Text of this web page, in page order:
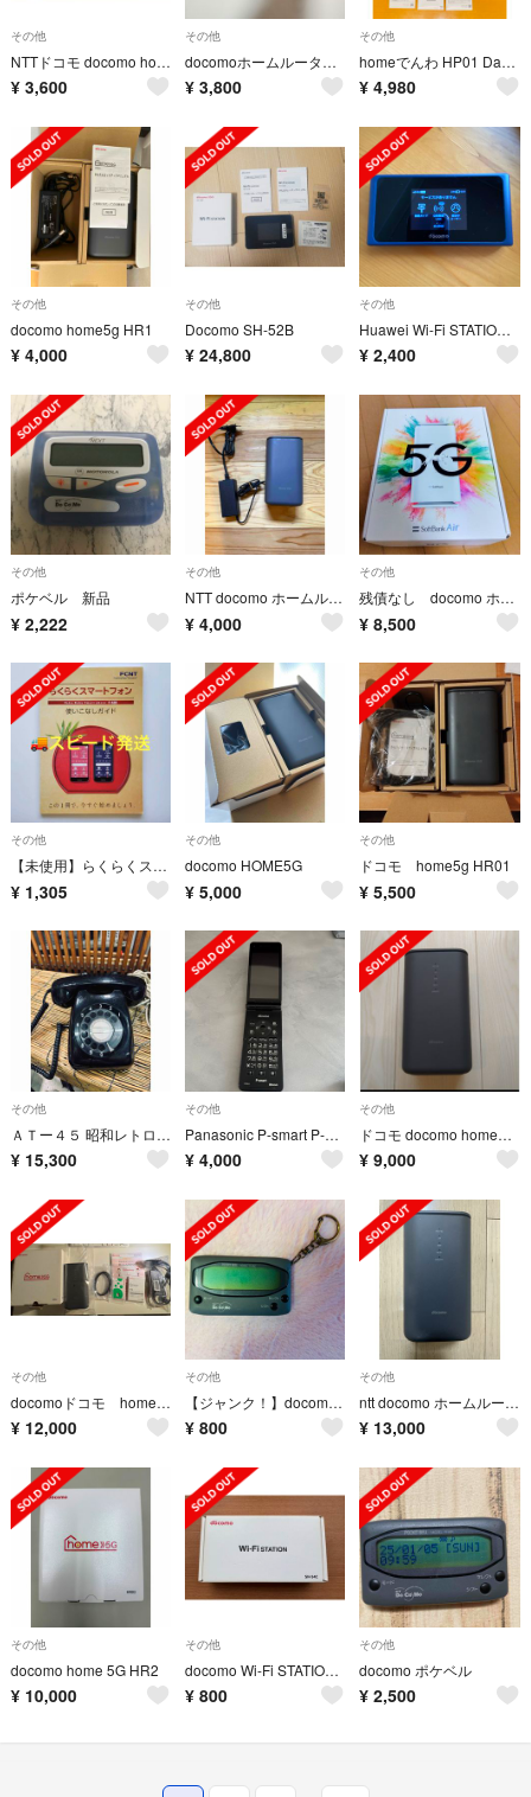
その他
NTTドコモ docomo homeでんわ HP01 Dark Gray
¥ 3,600
その他
docomoホームルーターHR01
¥ 3,800
その他
homeでんわ HP01 Dark Gray
¥ 4,980
その他
docomo home5g HR1
¥ 4,000
その他
Docomo SH-52B
¥ 24,800
その他
Huawei Wi-Fi STATION HW-01L SP Indigo Bl
¥ 2,400
その他
ポケベル 新品
¥ 2,222
その他
NTT docomo ホームルーター 5G HR01
¥ 4,000
その他
残債なし docomo ホームルーター HR02
¥ 8,500
その他
【未使用】らくらくスマートフォン F-52B使いこなしガイド
¥ 1,305
その他
docomo HOME5G
¥ 5,000
その他
ドコモ home5g HR01
¥ 5,500
その他
ＡＴー４５ 昭和レトロな 黒電話 使用可能
¥ 15,300
その他
Panasonic P-smart P-01J ブラック 中古 ②
¥ 4,000
その他
ドコモ docomo home5G HR02
¥ 9,000
その他
docomoドコモ home5G HR02
¥ 12,000
その他
【ジャンク！】docomo ポケベル センティーA
¥ 800
その他
ntt docomo ホームルーター02 HR02
¥ 13,000
その他
docomo home 5G HR2
¥ 10,000
その他
docomo Wi-Fi STATION SH-54C 箱のみ
¥ 800
その他
docomo ポケベル
¥ 2,500